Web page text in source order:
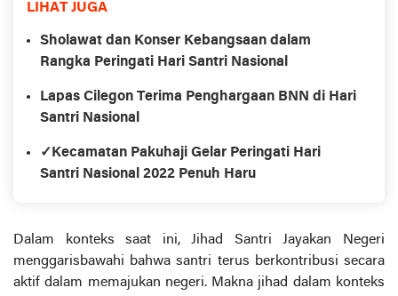
LIHAT JUGA
Sholawat dan Konser Kebangsaan dalam
Rangka Peringati Hari Santri Nasional
Lapas Cilegon Terima Penghargaan BNN di Hari
Santri Nasional
✓Kecamatan Pakuhaji Gelar Peringati Hari
Santri Nasional 2022 Penuh Haru
Dalam konteks saat ini, Jihad Santri Jayakan Negeri
menggarisbawahi bahwa santri terus berkontribusi secara
aktif dalam memajukan negeri. Makna jihad dalam konteks